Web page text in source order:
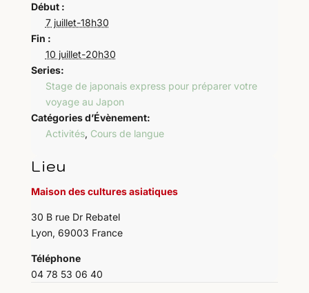
Début :
7 juillet-18h30
Fin :
10 juillet-20h30
Series:
Stage de japonais express pour préparer votre
voyage au Japon
Catégories d’Évènement:
Activités, Cours de langue
Lieu
Maison des cultures asiatiques
30 B rue Dr Rebatel
Lyon, 69003 France
Téléphone
04 78 53 06 40